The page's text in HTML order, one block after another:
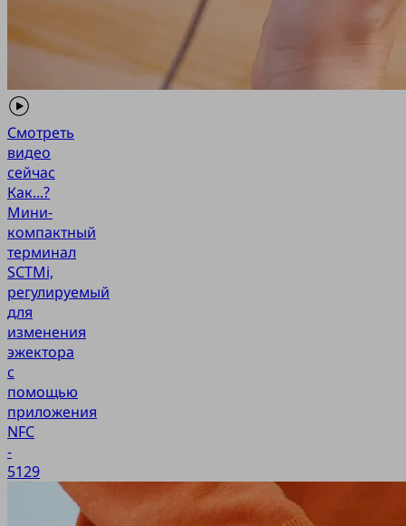
Смотреть
видео
сейчас
Как...?
Мини-
компактный
терминал
SCTMi,
регулируемый
для
изменения
эжектора
с
помощью
приложения
NFC
-
5129